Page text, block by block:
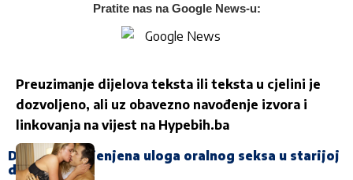
Pratite nas na Google News-u:
Preuzimanje dijelova teksta ili teksta u cjelini je
dozvoljeno, ali uz obavezno navođenje izvora i
linkovanja na vijest na Hypebih.ba
Da li je potcijenjena uloga oralnog seksa u starijoj
dobi